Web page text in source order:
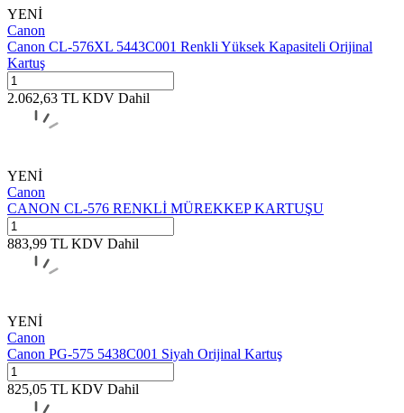
YENİ
Canon
Canon CL-576XL 5443C001 Renkli Yüksek Kapasiteli Orijinal
Kartuş
2.062,63 TL KDV Dahil
YENİ
Canon
CANON CL-576 RENKLİ MÜREKKEP KARTUŞU
883,99 TL KDV Dahil
YENİ
Canon
Canon PG-575 5438C001 Siyah Orijinal Kartuş
825,05 TL KDV Dahil